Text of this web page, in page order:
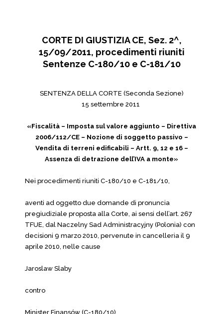
CORTE DI GIUSTIZIA CE, Sez. 2^,
15/09/2011, procedimenti riuniti
Sentenze C-180/10 e C-181/10
SENTENZA DELLA CORTE (Seconda Sezione)
15 settembre 2011
«Fiscalità – Imposta sul valore aggiunto – Direttiva
2006/112/CE – Nozione di soggetto passivo –
Vendita di terreni edificabili – Artt. 9, 12 e 16 –
Assenza di detrazione dell’IVA a monte»
Nei procedimenti riuniti C-180/10 e C-181/10,
aventi ad oggetto due domande di pronuncia
pregiudiziale proposta alla Corte, ai sensi dell’art. 267
TFUE, dal Naczelny Sad Administracyjny (Polonia) con
decisioni 9 marzo 2010, pervenute in cancelleria il 9
aprile 2010, nelle cause
Jaroslaw Slaby
contro
Minister Finansów (C-180/10),